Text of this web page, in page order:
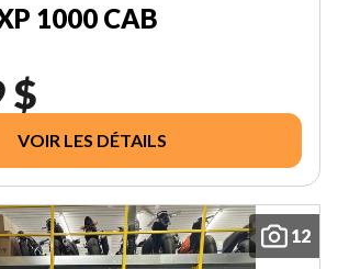
1000 CAB
$
VOIR LES DÉTAILS
12